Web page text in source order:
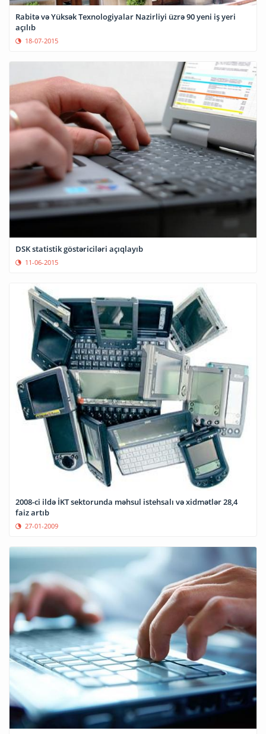
Rabitə və Yüksək Texnologiyalar Nazirliyi üzrə 90 yeni iş yeri
açılıb
18-07-2015
DSK statistik göstəriciləri açıqlayıb
11-06-2015
2008-ci ildə İKT sektorunda məhsul istehsalı və xidmətlər 28,4
faiz artıb
27-01-2009